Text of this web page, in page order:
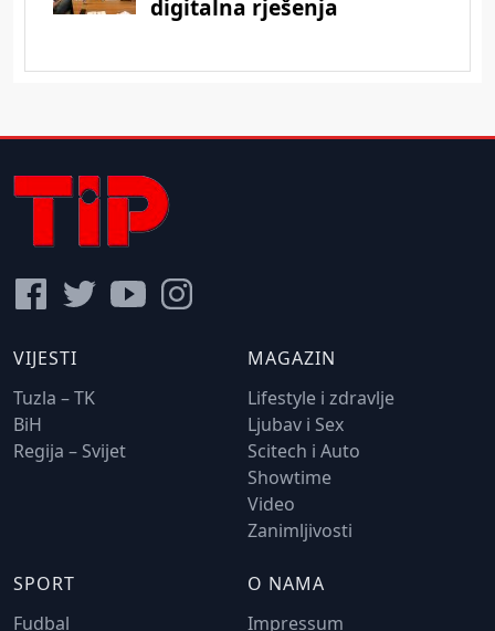
VIJESTI
Tuzla – TK
BiH
Regija – Svijet
MAGAZIN
Lifestyle i zdravlje
Ljubav i Sex
Scitech i Auto
Showtime
Video
Zanimljivosti
SPORT
Fudbal
O NAMA
Impressum